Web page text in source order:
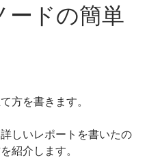
ードの簡単
方を書きます。
しいレポートを書いたの
紹介します。